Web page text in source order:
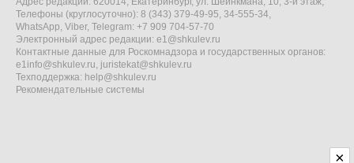
Телефоны (круглосуточно): 8 (343) 379-49-95, 34-555-34,
WhatsApp, Viber, Telegram: +7 909 704-57-70
Электронный адрес редакции: e1@shkulev.ru
Контактные данные для Роскомнадзора и государственных органов:
e1info@shkulev.ru, juristekat@shkulev.ru
Техподдержка: help@shkulev.ru
Рекомендательные системы